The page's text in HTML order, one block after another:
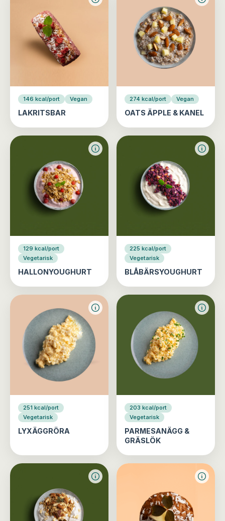
146 kcal/port Vegan
LAKRITSBAR
274 kcal/port Vegan
OATS ÄPPLE & KANEL
129 kcal/port
Vegetarisk
HALLONYOUGHURT
225 kcal/port
Vegetarisk
BLÅBÄRSYOUGHURT
251 kcal/port
Vegetarisk
LYXÄGGRÖRA
203 kcal/port
Vegetarisk
PARMESANÄGG &
GRÄSLÖK